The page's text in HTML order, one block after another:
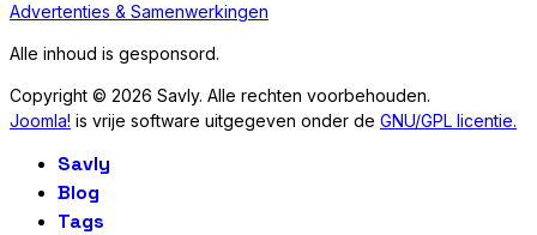
Advertenties & Samenwerkingen
Alle inhoud is gesponsord.
Copyright © 2026 Savly. Alle rechten voorbehouden.
Joomla! is vrije software uitgegeven onder de GNU/GPL licentie.
Savly
Blog
Tags